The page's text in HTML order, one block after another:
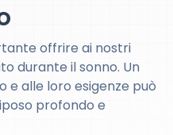
offrire ai nostri
durante il sonno. Un
alle loro esigenze può
profondo e